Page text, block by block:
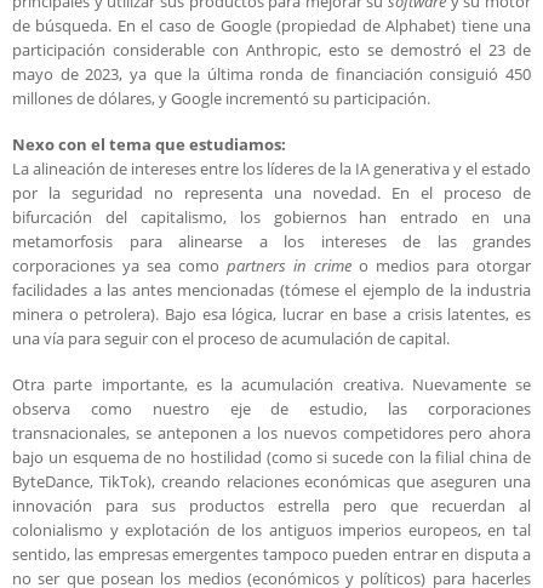
de búsqueda. En el caso de Google (propiedad de Alphabet) tiene una
participación considerable con Anthropic, esto se demostró el 23 de
mayo de 2023, ya que la última ronda de financiación consiguió 450
millones de dólares, y Google incrementó su participación.
Nexo con el tema que estudiamos:
La alineación de intereses entre los líderes de la IA generativa y el estado
por la seguridad no representa una novedad. En el proceso de
bifurcación del capitalismo, los gobiernos han entrado en una
metamorfosis para alinearse a los intereses de las grandes
corporaciones ya sea como partners in crime o medios para otorgar
facilidades a las antes mencionadas (tómese el ejemplo de la industria
minera o petrolera). Bajo esa lógica, lucrar en base a crisis latentes, es
una vía para seguir con el proceso de acumulación de capital.
Otra parte importante, es la acumulación creativa. Nuevamente se
observa como nuestro eje de estudio, las corporaciones
transnacionales, se anteponen a los nuevos competidores pero ahora
bajo un esquema de no hostilidad (como si sucede con la filial china de
ByteDance, TikTok), creando relaciones económicas que aseguren una
innovación para sus productos estrella pero que recuerdan al
colonialismo y explotación de los antiguos imperios europeos, en tal
sentido, las empresas emergentes tampoco pueden entrar en disputa a
no ser que posean los medios (económicos y políticos) para hacerles